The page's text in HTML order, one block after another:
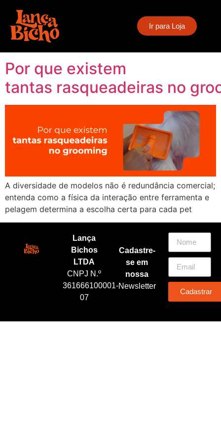
Ir para Loja
Tag:
ocupacional groomer
Por que existem
tantas rasqueadeiras no
A diversidade de modelos não é redundância comercial;
entenda como a física da interação entre ferramenta e
pelagem determina a escolha certa para cada pet
Lança
Bichos
LTDA
CNPJ N.º
361666100001-
07
Cadastre-
se em
nossa
Newsletter
Cadastrar